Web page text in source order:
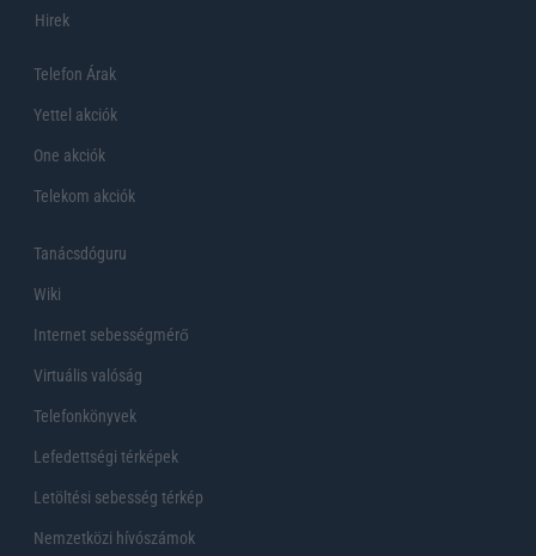
Hirek
Telefon Árak
Yettel akciók
One akciók
Telekom akciók
Tanácsdóguru
Wiki
Internet sebességmérő
Virtuális valóság
Telefonkönyvek
Lefedettségi térképek
Letöltési sebesség térkép
Nemzetközi hívószámok